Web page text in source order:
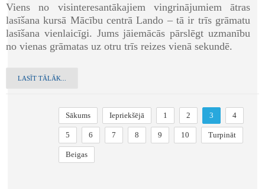
Viens no visinteresantākajiem vingrinājumiem ātras
lasīšana kursā Mācību centrā Lando – tā ir trīs grāmatu
lasīšana vienlaicīgi. Jums jāiemācās pārslēgt uzmanību
no vienas grāmatas uz otru trīs reizes vienā sekundē.
LASĪT TĀLĀK...
Sākums Iepriekšējā 1 2 3 4
5 6 7 8 9 10 Turpināt
Beigas